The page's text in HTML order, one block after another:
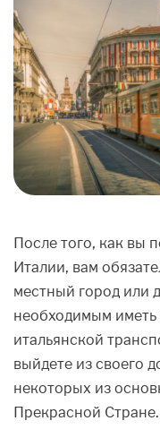
После того, как вы
Италии, вам
местный город или
необходимым
итальянской
выйдете из своего
некоторых из
Прекрасной Стране.